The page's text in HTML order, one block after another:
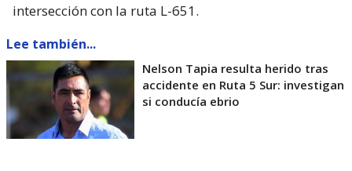
intersección con la ruta L-651.
Lee también...
Nelson Tapia resulta herido tras
accidente en Ruta 5 Sur: investigan
si conducía ebrio